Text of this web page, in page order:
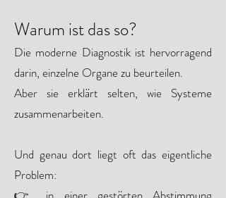
Warum ist das so?
Die moderne Diagnostik ist hervorragend
darin, einzelne Organe zu beurteilen.
Aber sie erklärt selten, wie Systeme
zusammenarbeiten.
Und genau dort liegt oft das eigentliche
Problem: